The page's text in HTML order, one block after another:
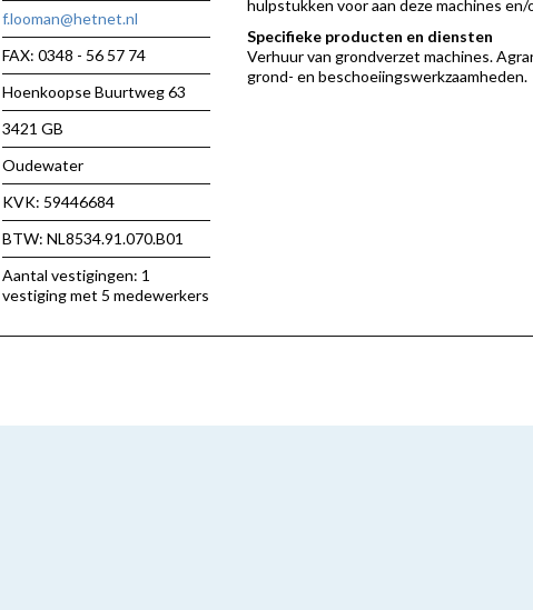
f.looman@hetnet.nl
FAX: 0348 - 56 57 74
Hoenkoopse Buurtweg 63
3421 GB
Oudewater
KVK: 59446684
BTW: NL8534.91.070.B01
Aantal vestigingen: 1
vestiging met 5 medewerkers
hulpstukken voor aan deze machines
Specifieke producten en diensten
Verhuur van grondverzet machines.
grond- en beschoeiingswerkzaamheden.